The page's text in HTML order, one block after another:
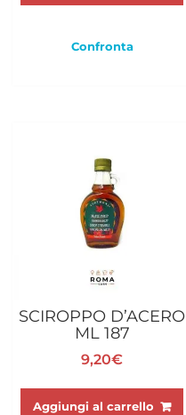
Confronta
SCIROPPO D’ACERO
ML 187
9,20€
Aggiungi al carrello